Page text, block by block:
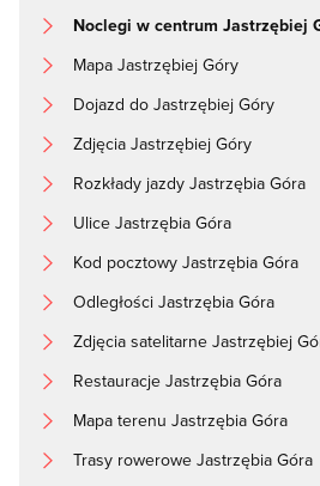
Noclegi w centrum Jastrzębiej
Mapa Jastrzębiej Góry
Dojazd do Jastrzębiej Góry
Zdjęcia Jastrzębiej Góry
Rozkłady jazdy Jastrzębia Góra
Ulice Jastrzębia Góra
Kod pocztowy Jastrzębia Góra
Odległości Jastrzębia Góra
Zdjęcia satelitarne Jastrzębiej
Restauracje Jastrzębia Góra
Mapa terenu Jastrzębia Góra
Trasy rowerowe Jastrzębia Góra